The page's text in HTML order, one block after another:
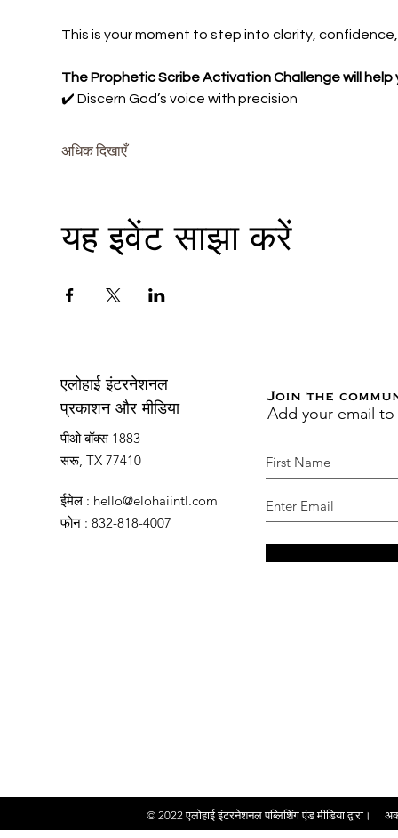
This is your moment to step into clarity,
The Prophetic Scribe Activation Challenge will help
✔️ Discern God’s voice with precision
अधिक दिखाएँ
यह इवेंट साझा करें
एलोहाई इंटरनेशनल
प्रकाशन और मीडिया
पीओ बॉक्स 1883
सरू, TX 77410
ईमेल : hello@elohaiintl.com
फोन : 832-818-4007
Join the
Add your email
© 2022एलोहाई इंटरनेशनल पब्लिशिंग एंड मीडिया द्वारा।